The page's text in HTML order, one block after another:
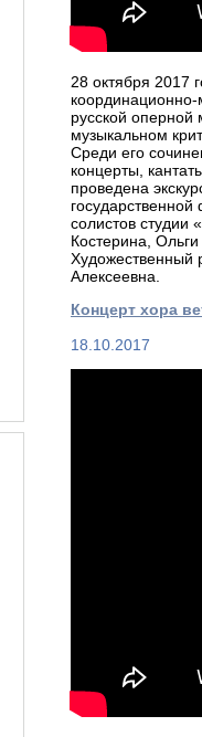
28 октября 2017
координационно-
русской оперной
музыкальном
Среди его
концерты,
проведена
солистов
Костерина,
Художественный
Алексеевна.
Концерт хора
18.10.2017